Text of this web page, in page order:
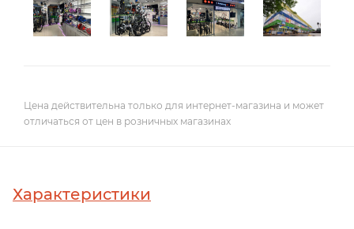
Цена действительна только для интернет-магазина и может
отличаться от цен в розничных магазинах
Характеристики